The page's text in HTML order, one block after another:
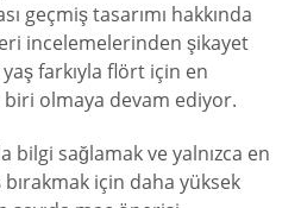
geçmiş tasarımı hakkında
incelemelerinden şikayet
farkıyla flört için en
olmaya devam ediyor.
bilgi sağlamak ve yalnızca en
için daha yüksek